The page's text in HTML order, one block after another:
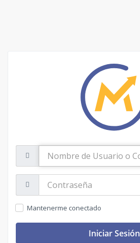
Usuario
o
Correo
Electrónico
Mantenerme conectado
Iniciar Sesión